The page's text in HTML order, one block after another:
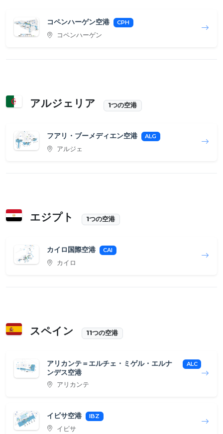
コペンハーゲン空港 CPH
コペンハーゲン
アルジェリア 1つの空港
フアリ・ブーメディエン空港 ALG
アルジェ
エジプト 1つの空港
カイロ国際空港 CAI
カイロ
スペイン 11つの空港
アリカンテ＝エルチェ・ミゲル・エルナ
ンデス空港
ALC
アリカンテ
イビサ空港 IBZ
イビサ